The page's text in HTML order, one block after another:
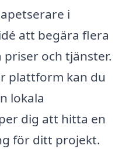
i
att begära flera
och tjänster.
plattform kan du
lokala
dig att hitta en
för ditt projekt.